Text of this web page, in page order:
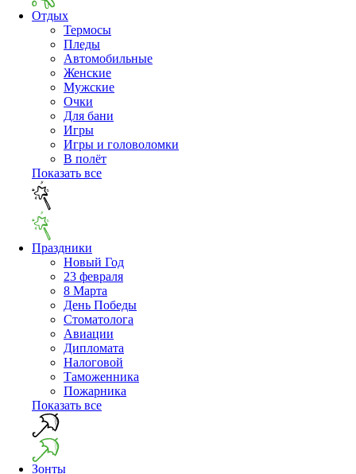
Отдых
Термосы
Пледы
Автомобильные
Женские
Мужские
Очки
Для бани
Игры
Игры и головоломки
В полёт
Показать все
Праздники
Новый Год
23 февраля
8 Марта
День Победы
Cтоматолога
Авиации
Дипломата
Налоговой
Таможенника
Пожарника
Показать все
Зонты